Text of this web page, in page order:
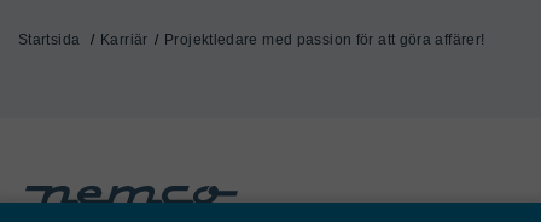
Startsida Karriär Projektledare med passion för att göra affärer!